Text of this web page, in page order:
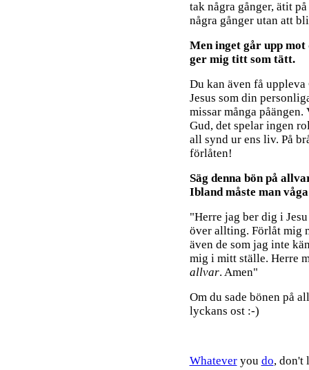
tak några gånger, ätit
några gånger utan att
Men inget går upp mot
ger mig titt som tätt.
Du kan även få
Jesus som din
missar många
Gud, det spelar ingen
all synd ur ens liv. På
förlåten!
Säg denna bön på
Ibland måste man
"Herre jag ber dig i
över allting. Förlåt mig
även de som jag inte
mig i mitt ställe. Herre
allvar. Amen"
Om du sade bönen på
lyckans ost :-)
Whateveryou do, don't